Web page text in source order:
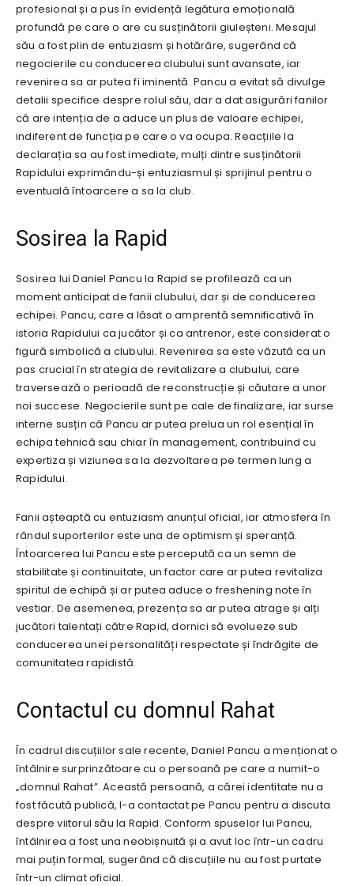
profesional și a pus în evidență legătura emoțională
profundă pe care o are cu susținătorii giuleșteni. Mesajul
său a fost plin de entuziasm și hotărâre, sugerând că
negocierile cu conducerea clubului sunt avansate, iar
revenirea sa ar putea fi iminentă. Pancu a evitat să divulge
detalii specifice despre rolul său, dar a dat asigurări fanilor
că are intenția de a aduce un plus de valoare echipei,
indiferent de funcția pe care o va ocupa. Reacțiile la
declarația sa au fost imediate, mulți dintre susținătorii
Rapidului exprimându-și entuziasmul și sprijinul pentru o
eventuală întoarcere a sa la club.
Sosirea la Rapid
Sosirea lui Daniel Pancu la Rapid se profilează ca un
moment anticipat de fanii clubului, dar și de conducerea
echipei. Pancu, care a lăsat o amprentă semnificativă în
istoria Rapidului ca jucător și ca antrenor, este considerat o
figură simbolică a clubului. Revenirea sa este văzută ca un
pas crucial în strategia de revitalizare a clubului, care
traversează o perioadă de reconstrucție și căutare a unor
noi succese. Negocierile sunt pe cale de finalizare, iar surse
interne susțin că Pancu ar putea prelua un rol esențial în
echipa tehnică sau chiar în management, contribuind cu
expertiza și viziunea sa la dezvoltarea pe termen lung a
Rapidului.
Fanii așteaptă cu entuziasm anunțul oficial, iar atmosfera în
rândul suporterilor este una de optimism și speranță.
Întoarcerea lui Pancu este percepută ca un semn de
stabilitate și continuitate, un factor care ar putea revitaliza
spiritul de echipă și ar putea aduce o freshening note în
vestiar. De asemenea, prezența sa ar putea atrage și alți
jucători talentați către Rapid, dornici să evolueze sub
conducerea unei personalități respectate și îndrăgite de
comunitatea rapidistă.
Contactul cu domnul Rahat
În cadrul discuțiilor sale recente, Daniel Pancu a menționat o
întâlnire surprinzătoare cu o persoană pe care a numit-o
„domnul Rahat”. Această persoană, a cărei identitate nu a
fost făcută publică, l-a contactat pe Pancu pentru a discuta
despre viitorul său la Rapid. Conform spuselor lui Pancu,
întâlnirea a fost una neobișnuită și a avut loc într-un cadru
mai puțin formal, sugerând că discuțiile nu au fost purtate
într-un climat oficial.